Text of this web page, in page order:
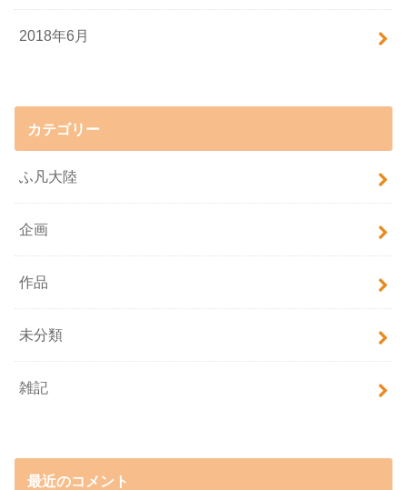
2018年6月
カテゴリー
ふ凡大陸
企画
作品
未分類
雑記
最近のコメント